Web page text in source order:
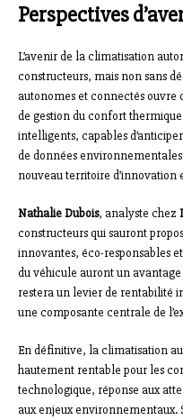
Perspectives
L’avenir de la climatisation
constructeurs, mais non sans
autonomes et connectés ouvre
de gestion du confort
intelligents, capables
de données
nouveau territoire
Nathalie Dubois, analyste chez
constructeurs qui sauront
innovantes, éco-responsables
du véhicule auront un
restera un levier de rentabilité
une composante centrale de
En définitive, la climatisation
hautement rentable pour les
technologique, réponse aux
aux enjeux environnementaux.